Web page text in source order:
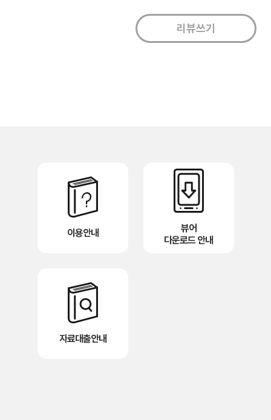
이용안내
뷰어
다운로드 안내
자료대출안내